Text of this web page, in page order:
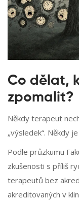
Co dělat,
zpomalit?
Někdy terapeut
„výsledek“. Někdy
Podle průzkumu
zkušenosti s příliš
terapeutů bez
akreditovaných v